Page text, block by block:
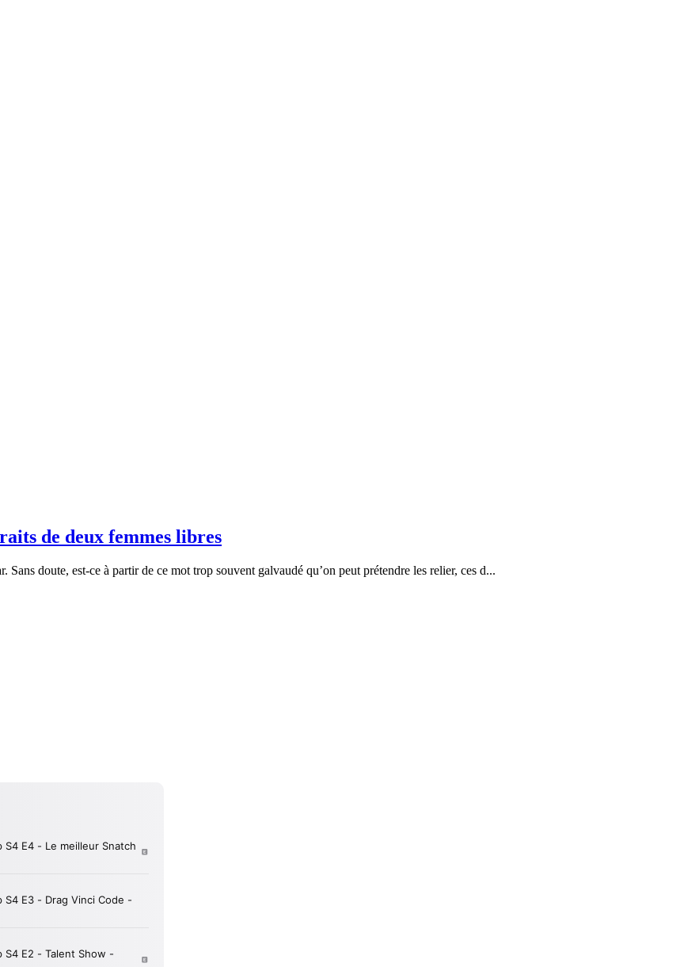
de deux femmes libres
doute, est-ce à partir de ce mot trop souvent galvaudé qu’on peut prétendre les relier, ces d...